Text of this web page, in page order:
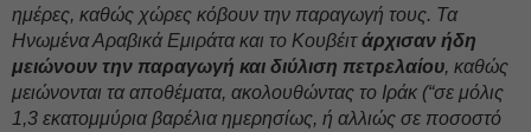
ημέρες, καθώς χώρες κόβουν την παραγωγή τους. Τα
Ηνωμένα Αραβικά Εμιράτα και το Κουβέιτάρχισαν ήδη
μειώνουν την παραγωγή και διύλιση πετρελαίου, καθώς
μειώνονται τα αποθέματα, ακολουθώντας το Ιράκ (“σε μόλις
1,3 εκατομμύρια βαρέλια ημερησίως, ή αλλιώς σε ποσοστό